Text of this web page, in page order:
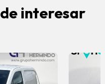
interesar